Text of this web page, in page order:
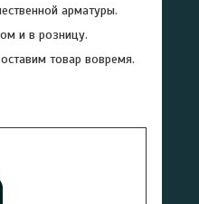
арматуры.
и в розницу.
товар вовремя.